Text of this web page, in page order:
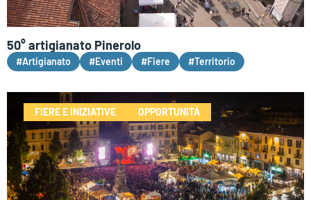
50° artigianato Pinerolo
#Artigianato #Eventi #Fiere #Territorio
FIERE E INIZIATIVE OPPORTUNITÀ